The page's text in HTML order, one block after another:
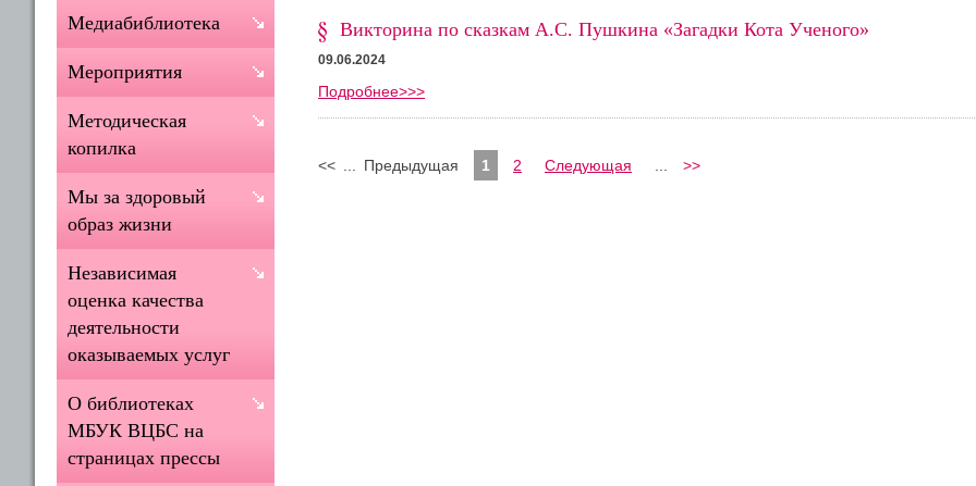
Викторина по сказкам А.С. Пушкина «Загадки Кота Ученого»
09.06.2024
Подробнее>>>
<< Предыдущая 1 2 Следующая >>
Медиабиблиотека
Мероприятия
Методическая
копилка
Мы за здоровый
образ жизни
Независимая
оценка качества
деятельности
оказываемых услуг
О библиотеках
МБУК ВЦБС на
страницах прессы